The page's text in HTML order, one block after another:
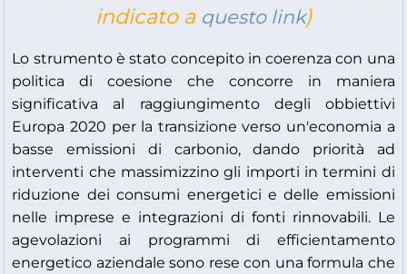
indicato a questo link)
Lo strumento è stato concepito in coerenza con una
politica di coesione che concorre in maniera
significativa al raggiungimento degli obbiettivi
Europa 2020 per la transizione verso un'economia a
basse emissioni di carbonio, dando priorità ad
interventi che massimizzino gli importi in termini di
riduzione dei consumi energetici e delle emissioni
nelle imprese e integrazioni di fonti rinnovabili. Le
agevolazioni ai programmi di efficientamento
energetico aziendale sono rese con una formula che